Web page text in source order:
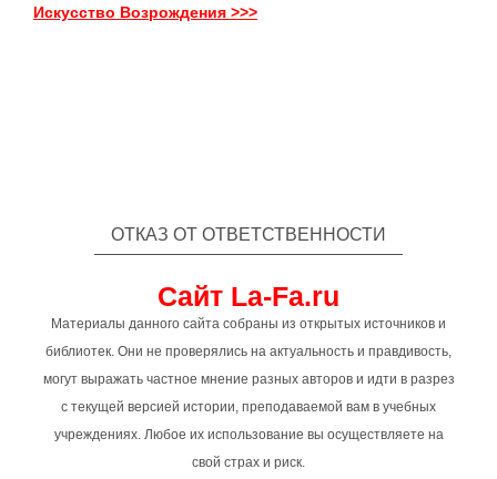
Искусство Возрождения >>>
ОТКАЗ ОТ ОТВЕТСТВЕННОСТИ
Сайт La-Fa.ru
Материалы данного сайта собраны из открытых источников и
библиотек. Они не проверялись на актуальность и правдивость,
могут выражать частное мнение разных авторов и идти в разрез
с текущей версией истории, преподаваемой вам в учебных
учреждениях. Любое их использование вы осуществляете на
свой страх и риск.